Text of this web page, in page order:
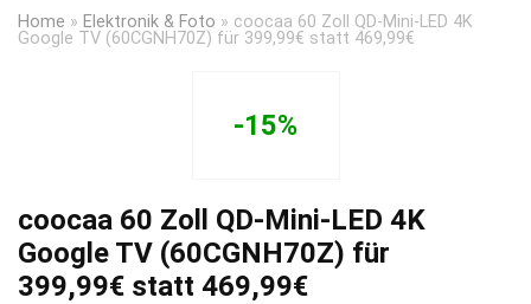
Home » Elektronik & Foto » coocaa 60 Zoll QD-Mini-LED 4K
Google TV (60CGNH70Z) für 399,99€ statt 469,99€
-15%
coocaa 60 Zoll QD-Mini-LED 4K
Google TV (60CGNH70Z) für
399,99€ statt 469,99€